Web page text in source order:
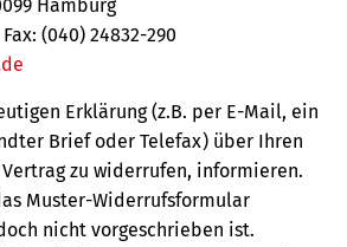
Hamburg
(040) 24832-290
Erklärung (z.B. per E-Mail, ein
Brief oder Telefax) über Ihren
zu widerrufen, informieren.
Muster-Widerrufsformular
nicht vorgeschrieben ist.